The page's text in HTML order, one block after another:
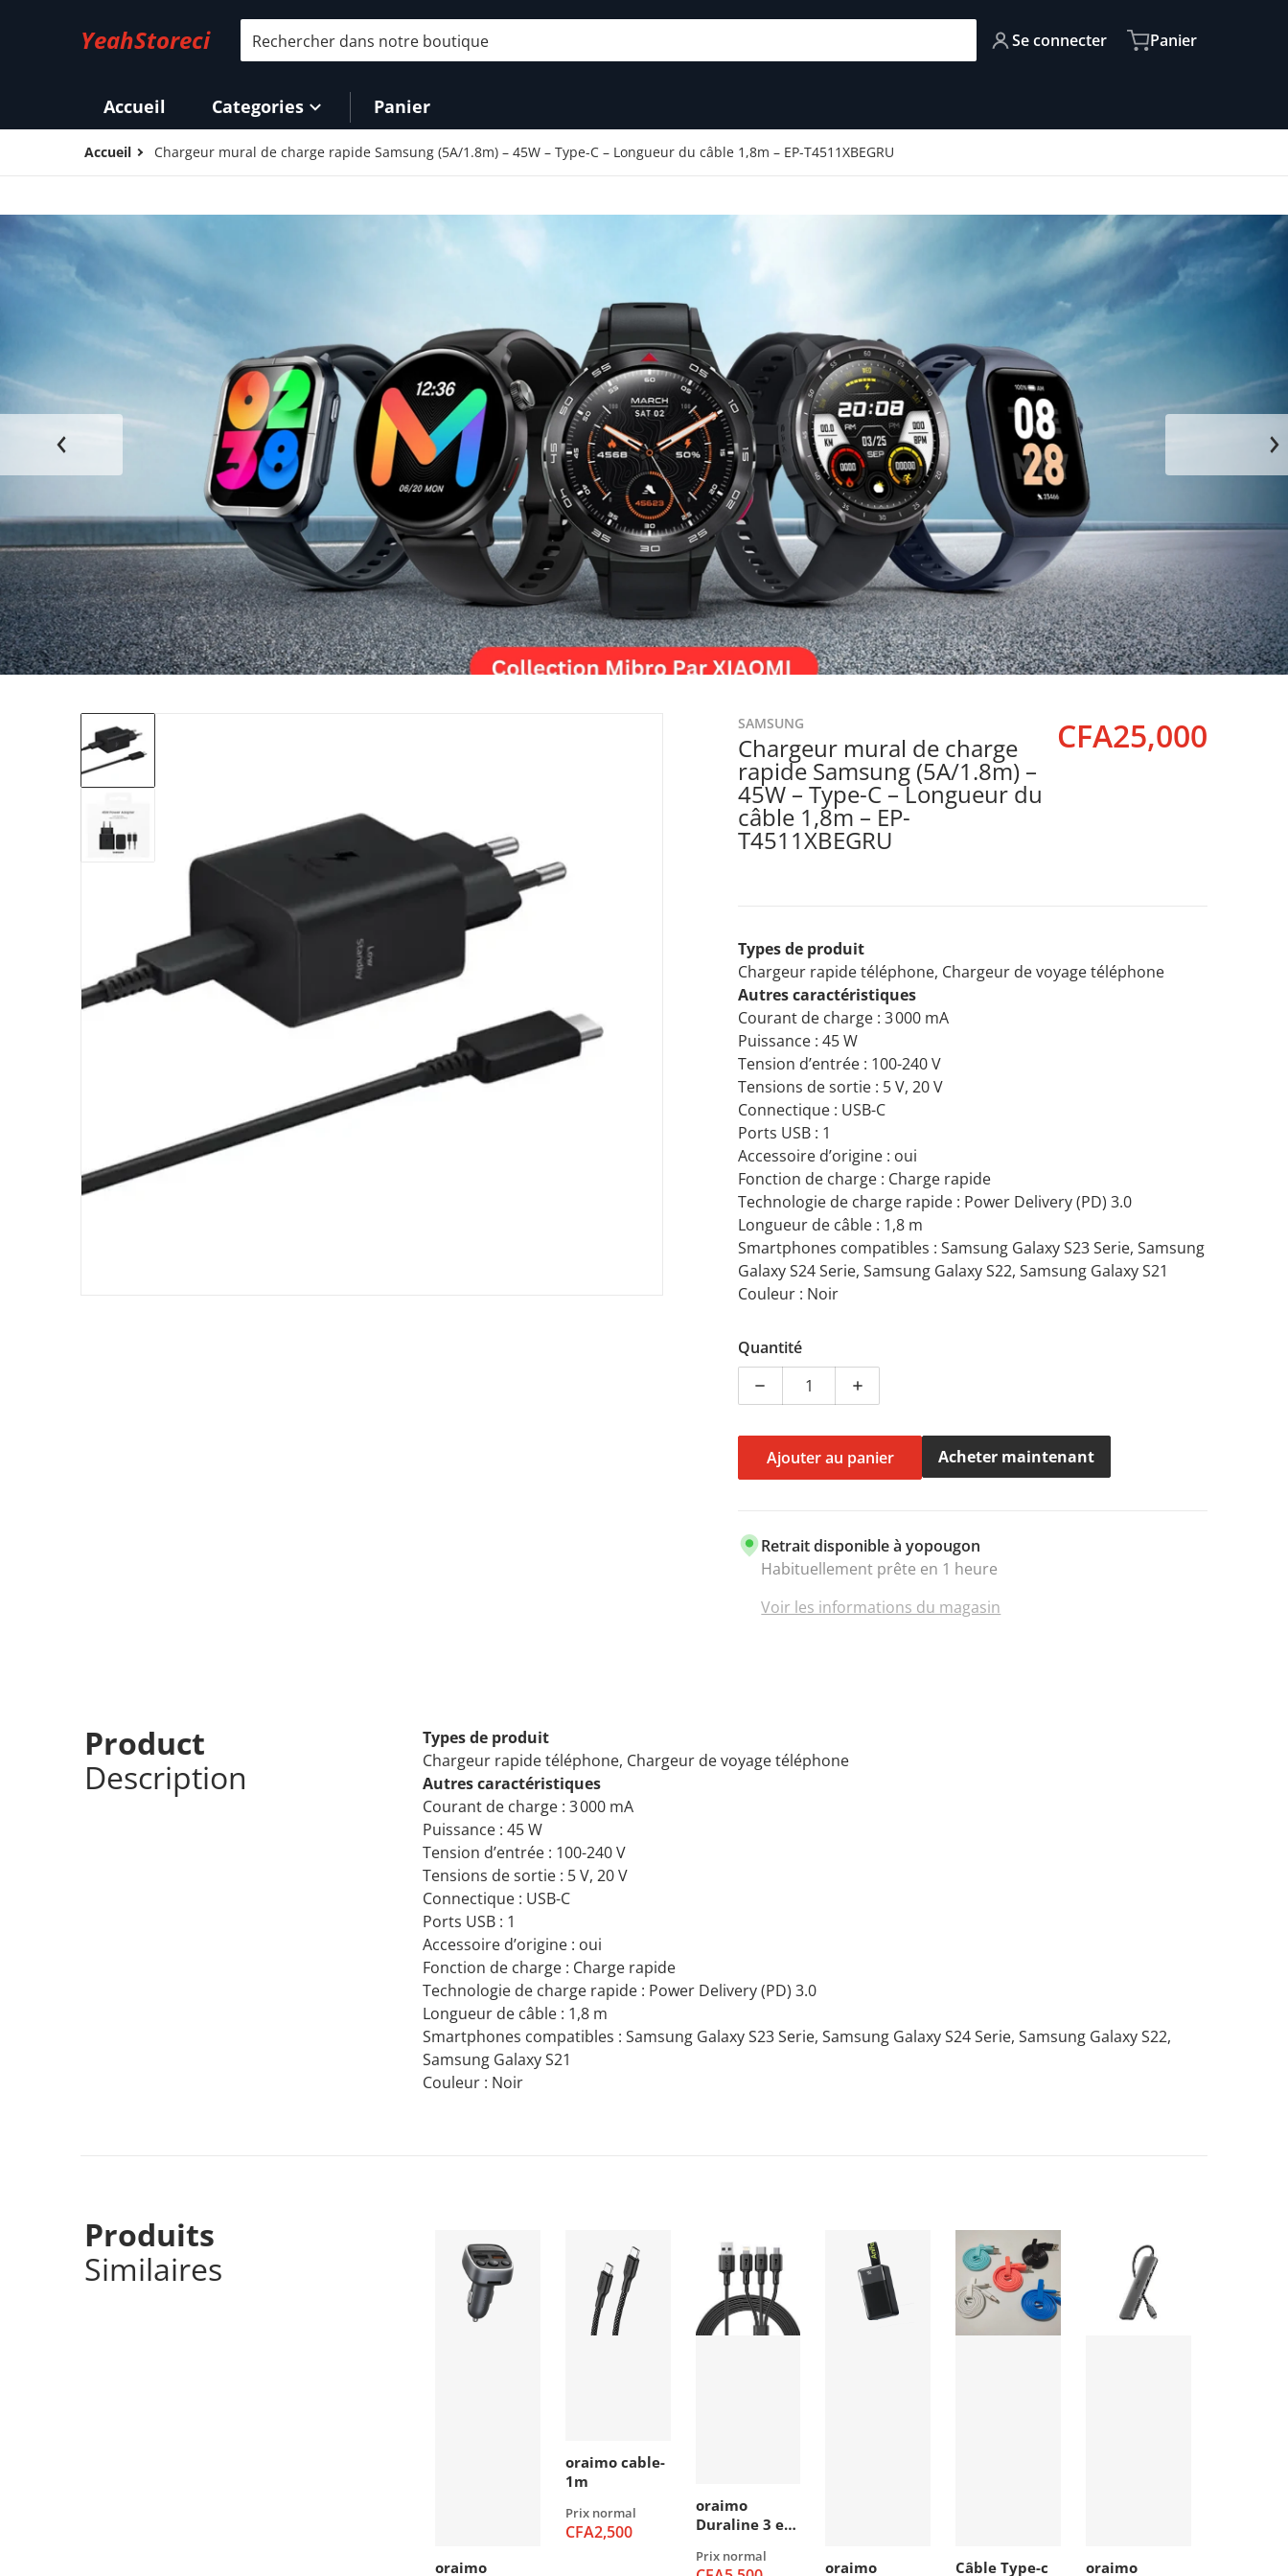
YeahStoreci Rechercher dans notre boutique Se connecter Panier
Accueil Categories Panier
Accueil Chargeur mural de charge rapide Samsung (5A/1.8m) – 45W – Type-C – Longueur du câble 1,8m – EP-T4511XBEGRU
files/9.jpg
files/EP-T4511XBEGRU.webp
Ouvrir les médias 1 dans la vue galerie
files/EP-T4511XBEGRU-2-300x300.webp
SAMSUNG
Chargeur mural de charge
rapide Samsung (5A/1.8m) –
45W – Type-C – Longueur du
câble 1,8m – EP-
T4511XBEGRU
CFA25,000
Types de produit
Chargeur rapide téléphone, Chargeur de voyage téléphone
Autres caractéristiques
Courant de charge : 3 000 mA
Puissance : 45 W
Tension d’entrée : 100-240 V
Tensions de sortie : 5 V, 20 V
Connectique : USB-C
Ports USB : 1
Accessoire d’origine : oui
Fonction de charge : Charge rapide
Technologie de charge rapide : Power Delivery (PD) 3.0
Longueur de câble : 1,8 m
Smartphones compatibles : Samsung Galaxy S23 Serie, Samsung
Galaxy S24 Serie, Samsung Galaxy S22, Samsung Galaxy S21
Couleur : Noir
Quantité
Diminuer la quantité pour Chargeur mural de charge rapide Samsung
Augmenter la quantité pour Chargeur mural de charge
Ajouter au panier Acheter maintenant
Retrait disponible àyopougon
Habituellement prête en 1 heure
Voir les informations du magasin
Product
Description
Types de produit
Chargeur rapide téléphone, Chargeur de voyage téléphone
Autres caractéristiques
Courant de charge : 3 000 mA
Puissance : 45 W
Tension d’entrée : 100-240 V
Tensions de sortie : 5 V, 20 V
Connectique : USB-C
Ports USB : 1
Accessoire d’origine : oui
Fonction de charge : Charge rapide
Technologie de charge rapide : Power Delivery (PD) 3.0
Longueur de câble : 1,8 m
Smartphones compatibles : Samsung Galaxy S23 Serie, Samsung Galaxy S24 Serie, Samsung Galaxy S22,
Samsung Galaxy S21
Couleur : Noir
Produits
Similaires
oraimo
oraimo cable-
1m
Prix normal
CFA2,500
oraimo
Duraline 3 en
Cable
Prix normal
oraimo Câble Type-c oraimo